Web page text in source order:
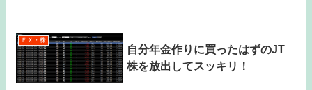
ＦＸ・株
自分年金作りに買ったはずのJT
株を放出してスッキリ！